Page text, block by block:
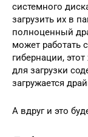
системного
загрузить их в
полноценный
может работать
гибернации,
для загрузки
загружается
А вдруг и это